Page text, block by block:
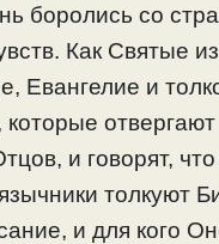
боролись со
Как Святые
Евангелие и
которые отвергают
и говорят, что
толкуют
и для кого